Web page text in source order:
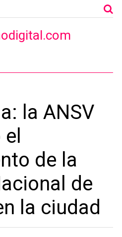
la ANSV
de la
de
la ciudad